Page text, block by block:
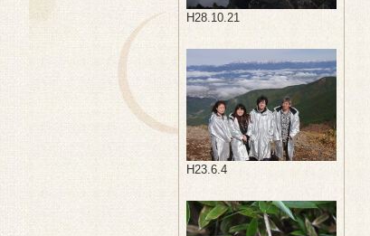
H28.10.21
H23.6.4